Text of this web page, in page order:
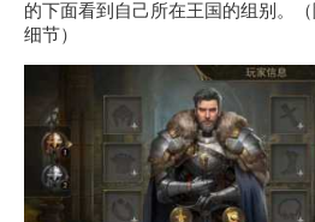
的下面看到自己所在王国的组别。
细节）